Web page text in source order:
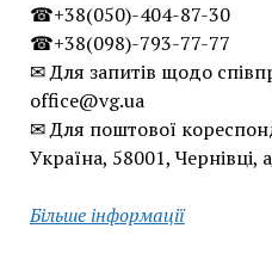
☎+38(050)-404-87-30
☎+38(098)-793-77-77
✉ Для запитів щодо
office@vg.ua
✉ Для поштової
Україна, 58001, Чернівці,
Більше інформації